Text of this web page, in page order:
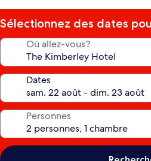
Sélectionnez des dates
Où allez-vous?
Dates
Personnes